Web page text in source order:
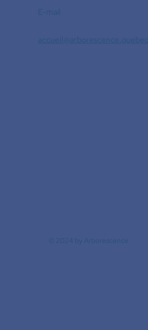
E-mail
accueil@arborescence.quebec
© 2024 by Arborescence